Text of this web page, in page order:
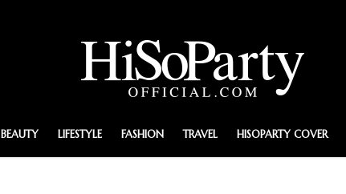
BEAUTY LIFESTYLE FASHION TRAVEL HISOPARTY COVER